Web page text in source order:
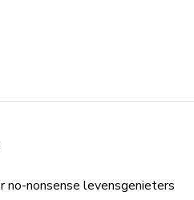
no-nonsense levensgenieters